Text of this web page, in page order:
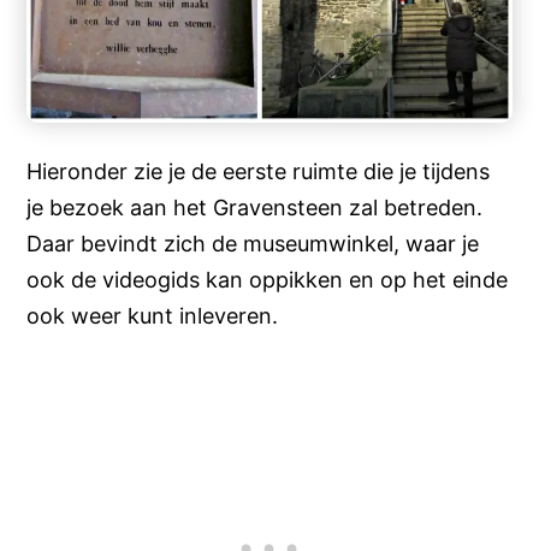
Hieronder zie je de eerste ruimte die je tijdens
je bezoek aan het Gravensteen zal betreden.
Daar bevindt zich de museumwinkel, waar je
ook de videogids kan oppikken en op het einde
ook weer kunt inleveren.